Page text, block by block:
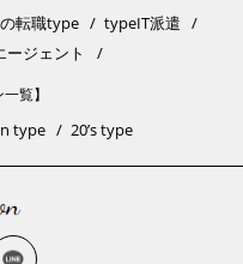
転職type
typeIT派遣
ジェント
覧】
type 20’s type